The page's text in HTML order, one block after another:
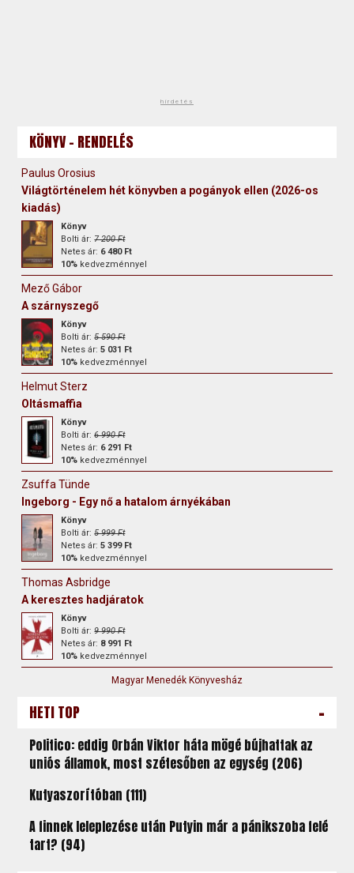
hirdetés
KÖNYV - RENDELÉS
Paulus Orosius
Világtörténelem hét könyvben a pogányok ellen (2026-os
kiadás)
Könyv
Bolti ár:7 200 Ft
Netes ár: 6 480 Ft
10% kedvezménnyel
Mező Gábor
A szárnyszegő
Könyv
Bolti ár:5 590 Ft
Netes ár:5 031 Ft
10% kedvezménnyel
Helmut Sterz
Oltásmaffia
Könyv
Bolti ár:6 990 Ft
Netes ár: 6 291 Ft
10% kedvezménnyel
Zsuffa Tünde
Ingeborg - Egy nő a hatalom árnyékában
Könyv
Bolti ár:5 999 Ft
Netes ár:5 399 Ft
10% kedvezménnyel
Thomas Asbridge
A keresztes hadjáratok
Könyv
Bolti ár:9 990 Ft
Netes ár: 8 991 Ft
10% kedvezménnyel
Magyar Menedék Könyvesház
HETI TOP -
Politico: eddig Orbán Viktor háta mögé bújhattak az
uniós államok, most szétesőben az egység (206)
Kutyaszorítóban (111)
A finnek leleplezése után Putyin már a pánikszoba felé
tart? (94)